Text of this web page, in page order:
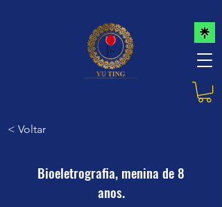
< Voltar
Bioeletrografia, menina de 8
anos.